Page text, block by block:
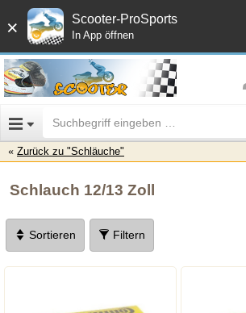
× Scooter-ProSports
In App öffnen
Zurück zu "Schläuche"
Schlauch 12/13 Zoll
Sortieren Filtern